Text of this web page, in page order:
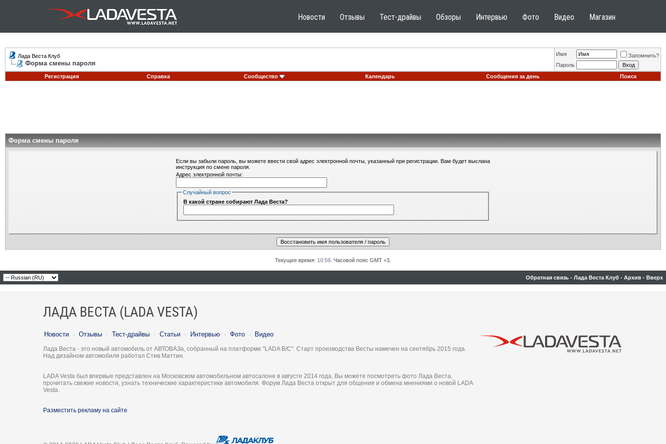
Новости Отзывы Тест-драйвы Обзоры Интервью Фото Видео Магазин
Лада Веста Клуб
Форма смены пароля
Имя
Запомнить?
Пароль
Регистрация
Справка Сообщество Календарь Сообщения за день Поиск
Форма смены пароля
Если вы забыли пароль, вы можете ввести свой адрес электронной почты, указанный при регистрации. Вам будет выслана
инструкция по смене пароля.
Адрес электронной почты:
Случайный вопрос
В какой стране собирают Лада Веста?
Текущее время: 10:59 . Часовой пояс GMT +3.
Обратная связь - Лада Веста Клуб - Архив - Вверх
ЛАДА ВЕСТА (LADA VESTA)
Новости · Отзывы · Тест-драйвы · Статьи · Интервью · Фото · Видео
Лада Веста - это новый автомобиль от АВТОВАЗа, собранный на платформе "LADA B/C". Старт производства Весты намечен на сентябрь 2015 года.
Над дизайном автомобиля работал Стив Маттин.
LADA Vesta был впервые представлен на Московском автомобильном автосалоне в августе 2014 года, Вы можете посмотреть фото Лада Веста,
прочитать свежие новости, узнать технические характеристики автомобиля. Форум Лада Веста открыт для общения и обмена мнениями о новой LADA
Vesta.
Разместить рекламу на сайте